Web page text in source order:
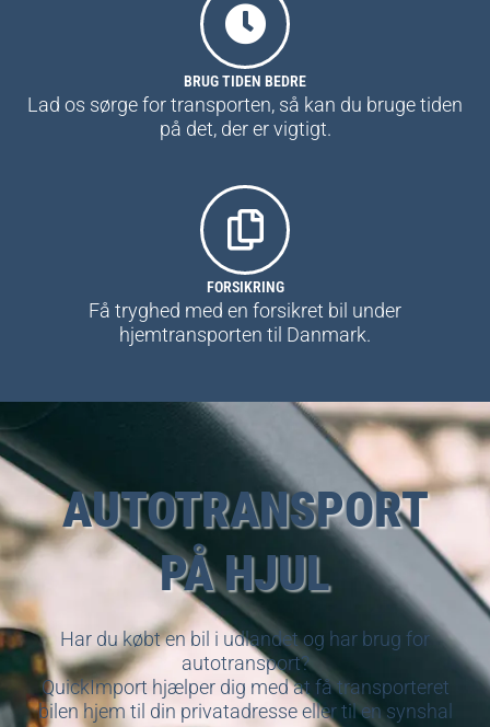
BRUG TIDEN BEDRE
Lad os sørge for transporten, så kan du bruge tiden
på det, der er vigtigt.
FORSIKRING
Få tryghed med en forsikret bil under
hjemtransporten til Danmark.
AUTOTRANSPORT
PÅ HJUL
Har du købt en bil i udlandet og har brug for
autotransport?
QuickImport hjælper dig med at få transporteret
bilen hjem til din privatadresse eller til en synshal